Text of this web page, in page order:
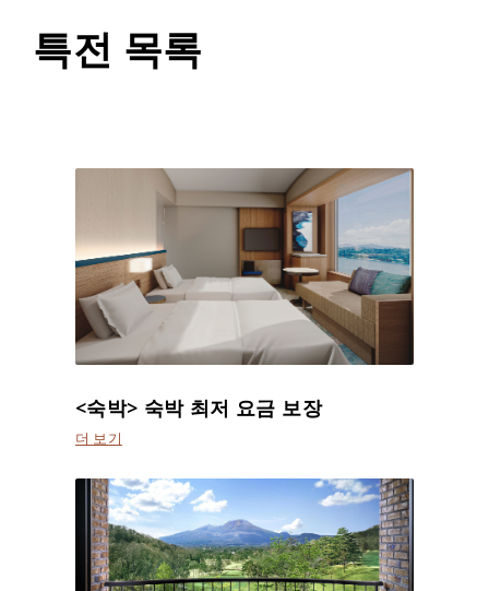
특전 목록
<숙박> 숙박 최저 요금 보장
더 보기